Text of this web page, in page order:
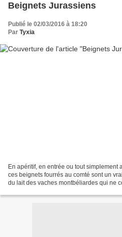
Beignets Jurassiens
Publié le 02/03/2016 à 18:20
Par Tyxia
En apéritif, en entrée ou tout simplement
ces beignets fourrés au comté sont un
du lait des vaches montbéliardes qui ne